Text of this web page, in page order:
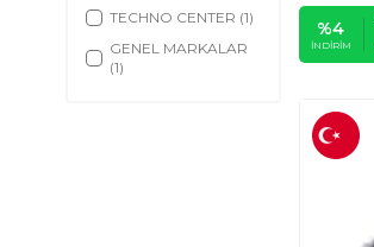
TECHNO CENTER (1)
GENEL MARKALAR
(1)
%4
İNDIRIM